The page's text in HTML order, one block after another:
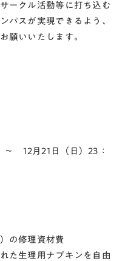
ークル活動等に打ち込む
パスが実現できるよう、
願いいたします。
12月21日（日）23：
）の修理資材費
た生理用ナプキンを自由